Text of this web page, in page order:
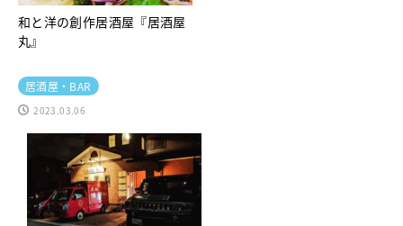
和と洋の創作居酒屋『居酒屋
丸』
居酒屋・BAR
2023.03.06